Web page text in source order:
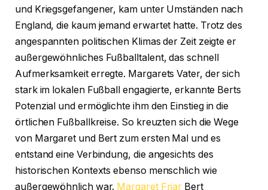
und Kriegsgefangener, kam unter Umständen nach
England, die kaum jemand erwartet hatte. Trotz des
angespannten politischen Klimas der Zeit zeigte er
außergewöhnliches Fußballtalent, das schnell
Aufmerksamkeit erregte. Margarets Vater, der sich
stark im lokalen Fußball engagierte, erkannte Berts
Potenzial und ermöglichte ihm den Einstieg in die
örtlichen Fußballkreise. So kreuzten sich die Wege
von Margaret und Bert zum ersten Mal und es
entstand eine Verbindung, die angesichts des
historischen Kontexts ebenso menschlich wie
außergewöhnlich war. Margaret Friar Bert